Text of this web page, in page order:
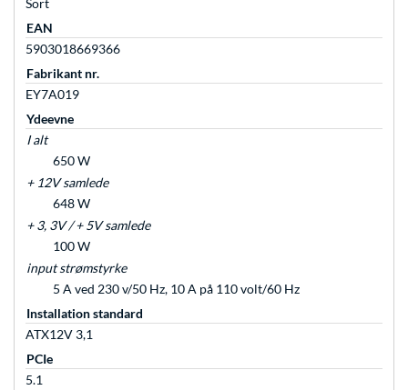
Sort
EAN
5903018669366
Fabrikant nr.
EY7A019
Ydeevne
I alt
650 W
+ 12V samlede
648 W
+ 3, 3V / + 5V samlede
100 W
input strømstyrke
5 A ved 230 v/50 Hz, 10 A på 110 volt/60 Hz
Installation standard
ATX12V 3,1
PCIe
5.1